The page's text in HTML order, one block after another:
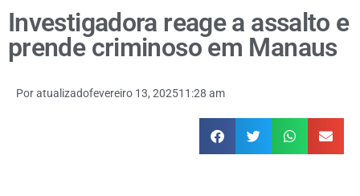
Investigadora reage a assalto e
prende criminoso em Manaus
Poratualizadofevereiro 13, 202511:28 am